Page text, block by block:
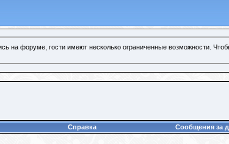
на форуме, гости имеют несколько ограниченные возможности.
Справка Сообщения за